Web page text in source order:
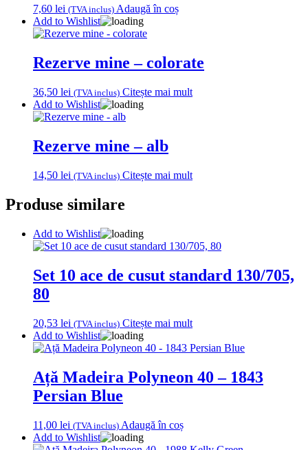
7,60 lei (TVA inclus) Adaugă în coș
Add to Wishlist
Rezerve mine – colorate
36,50 lei (TVA inclus) Citește mai mult
Add to Wishlist
Rezerve mine – alb
14,50 lei (TVA inclus) Citește mai mult
Produse similare
Add to Wishlist
Set 10 ace de cusut standard 130/705,
80
20,53 lei (TVA inclus) Citește mai mult
Add to Wishlist
Ață Madeira Polyneon 40 – 1843
Persian Blue
11,00 lei (TVA inclus) Adaugă în coș
Add to Wishlist